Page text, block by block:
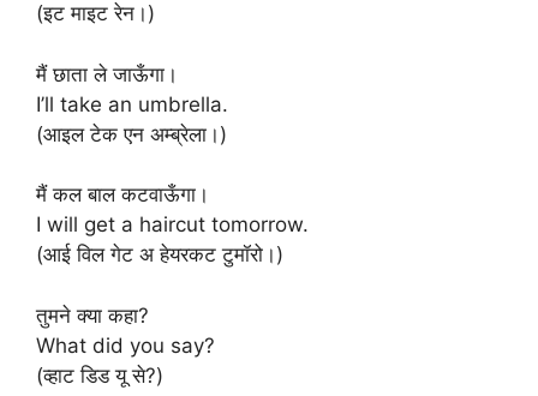
(इट माइट रेन।)
मैं छाता ले जाऊँगा।
I’ll take an umbrella.
(आइल टेक एन अम्ब्रेला।)
मैं कल बाल कटवाऊँगा।
I will get a haircut tomorrow.
(आई विल गेट अ हेयरकट टुमॉरो।)
तुमने क्या कहा?
What did you say?
(व्हाट डिड यू से?)